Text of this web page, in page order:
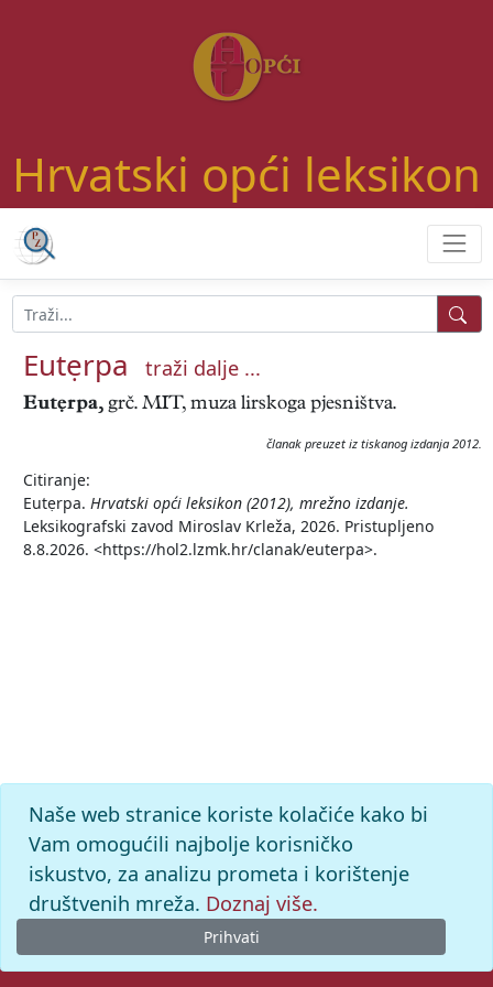
Hrvatski opći leksikon
Eutẹrpa traži dalje ...
Eutẹrpa, grč. MIT, muza lirskoga pjesništva.
članak preuzet iz tiskanog izdanja 2012.
Citiranje:
Eutẹrpa. Hrvatski opći leksikon (2012), mrežno izdanje.
Leksikografski zavod Miroslav Krleža, 2026. Pristupljeno
8.8.2026. <https://hol2.lzmk.hr/clanak/euterpa>.
Naše web stranice koriste kolačiće kako bi
Vam omogućili najbolje korisničko
iskustvo, za analizu prometa i korištenje
društvenih mreža. Doznaj više.
Prihvati
© 2026. -Leksikografski zavodMiroslav Krleža